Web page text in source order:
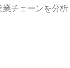
チェーンを分